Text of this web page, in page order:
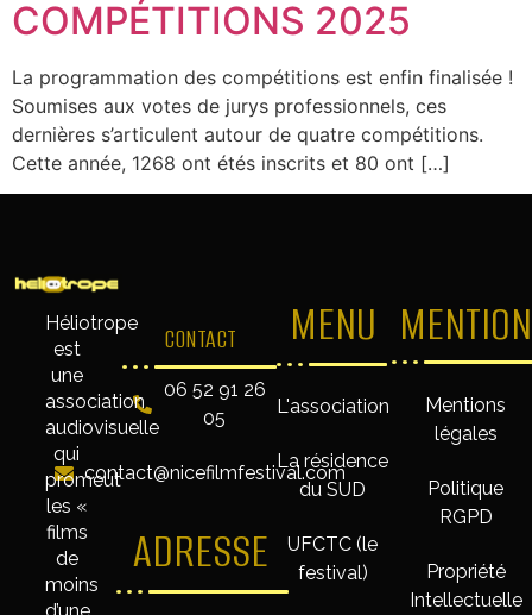
COMPÉTITIONS 2025
La programmation des compétitions est enfin finalisée !
Soumises aux votes de jurys professionnels, ces
dernières s’articulent autour de quatre compétitions.
Cette année, 1268 ont étés inscrits et 80 ont […]
Héliotrope
est
une
association
audiovisuelle
qui
promeut
les «
films
de
moins
CONTACT
06 52 91 26
05
contact@nicefilmfestival.com
ADRESSE
MENU
L'association
La résidence
du SUD
UFCTC (le
festival)
Mentions
légales
Politique
RGPD
Propriété
Intellectuelle